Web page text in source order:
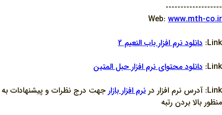
-------------------
Web: www.mth-co.ir
Link: دانلود نرم افزار باب النعيم 2
Link: دانلود محتواي نرم افزار حبل المتين
Link: آدرس نرم افزار در
نرم افزار بازار جهت درج نظرات و پيشنهادات به
منظور بالا بردن رتبه